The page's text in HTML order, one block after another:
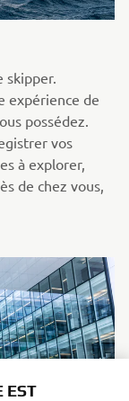
skipper.
expérience de
possédez.
vos
à explorer,
de chez vous,
EST